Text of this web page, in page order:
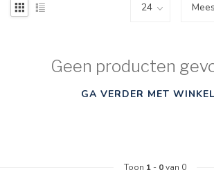
Geen producten
GA VERDER MET
Toon 1 - 0van 0